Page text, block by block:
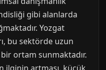
gibi alanlarda
Yozgat
bu sektörde uzun
ortam sunmaktadır.